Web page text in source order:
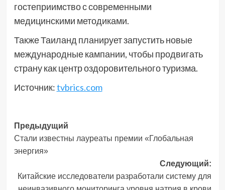
гостеприимство с современными
медицинскими методиками.
Также Таиланд планирует запустить новые
международные кампании, чтобы продвигать
страну как центр оздоровительного туризма.
Источник:tvbrics.com
Навигация
записи
Предыдущий
Стали известны лауреаты премии «Глобальная
энергия»
Следующий:
Китайские исследователи разработали систему для